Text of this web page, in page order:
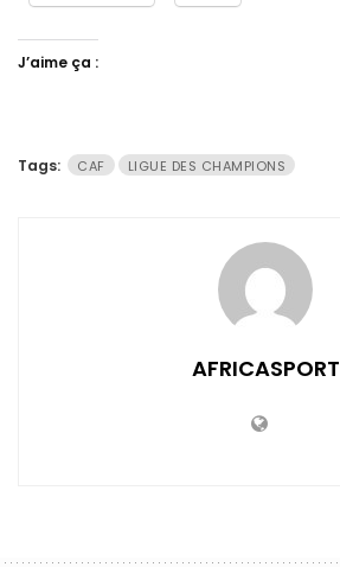
J’aime ça :
Tags: CAF LIGUE DES CHAMPIONS
AFRICASPORT